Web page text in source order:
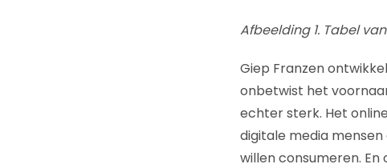
Afbeelding 1. Tabel
Giep Franzen
onbetwist het
echter sterk. Het
digitale media
willen consumeren.